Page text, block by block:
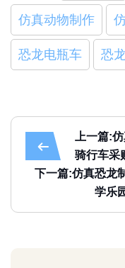
仿真动物制作
恐龙电瓶车 恐
上一篇:
骑行车采
下一篇:仿真恐龙
学乐